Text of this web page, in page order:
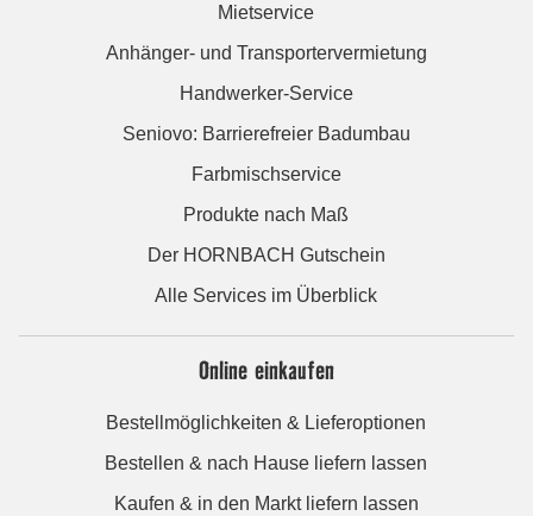
Mietservice
Anhänger- und Transportervermietung
Handwerker-Service
Seniovo: Barrierefreier Badumbau
Farbmischservice
Produkte nach Maß
Der HORNBACH Gutschein
Alle Services im Überblick
Online einkaufen
Bestellmöglichkeiten & Lieferoptionen
Bestellen & nach Hause liefern lassen
Kaufen & in den Markt liefern lassen